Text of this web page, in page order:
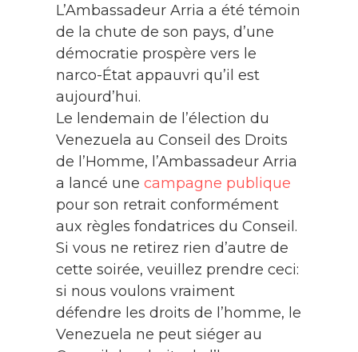
L’Ambassadeur Arria a été témoin
de la chute de son pays, d’une
démocratie prospère vers le
narco-État appauvri qu’il est
aujourd’hui.
Le lendemain de l’élection du
Venezuela au Conseil des Droits
de l’Homme, l’Ambassadeur Arria
a lancé une campagne publique
pour son retrait conformément
aux règles fondatrices du Conseil.
Si vous ne retirez rien d’autre de
cette soirée, veuillez prendre ceci:
si nous voulons vraiment
défendre les droits de l’homme, le
Venezuela ne peut siéger au